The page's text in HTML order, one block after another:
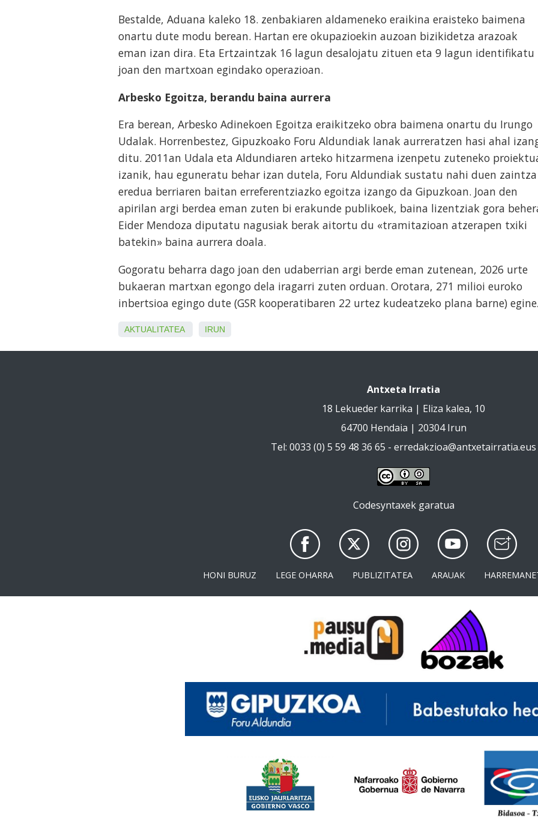
Bestalde, Aduana kaleko 18. zenbakiaren aldameneko eraikina eraisteko baimena
onartu dute modu berean. Hartan ere okupazioekin auzoan bizikidetza arazoak
eman izan dira. Eta Ertzaintzak 16 lagun desalojatu zituen eta 9 lagun identifikatu
joan den martxoan egindako operazioan.
Arbesko Egoitza, berandu baina aurrera
Era berean, Arbesko Adinekoen Egoitza eraikitzeko obra baimena onartu du Irungo
Udalak. Horrenbestez, Gipuzkoako Foru Aldundiak lanak aurreratzen hasi ahal
ditu. 2011an Udala eta Aldundiaren arteko hitzarmena izenpetu zuteneko
izanik, hau eguneratu behar izan dutela, Foru Aldundiak sustatu nahi duen zaintza
eredua berriaren baitan erreferentziazko egoitza izango da Gipuzkoan. Joan den
apirilan argi berdea eman zuten bi erakunde publikoek, baina lizentziak gora
Eider Mendoza diputatu nagusiak berak aitortu du «tramitazioan atzerapen txiki
batekin» baina aurrera doala.
Gogoratu beharra dago joan den udaberrian argi berde eman zutenean, 2026 urte
bukaeran martxan egongo dela iragarri zuten orduan. Orotara, 271 milioi euroko
inbertsioa egingo dute (GSR kooperatibaren 22 urtez kudeatzeko plana barne)
AKTUALITATEA IRUN
Antxeta Irratia
18 Lekueder karrika | Eliza kalea, 10
64700 Hendaia | 20304 Irun
Tel: 0033 (0) 5 59 48 36 65 - erredakzioa@antxetairratia.eus
Codesyntaxek garatua
HONI BURUZ LEGE OHARRA PUBLIZITATEA ARAUAK